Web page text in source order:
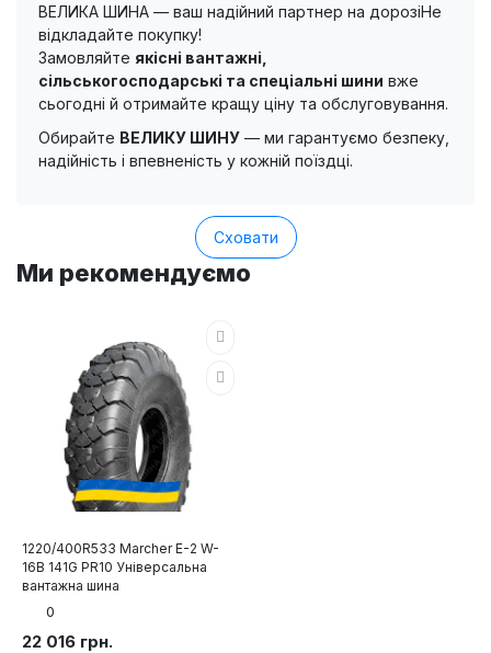
ВЕЛИКА ШИНА — ваш надійний партнер на дорозіНе
відкладайте покупку!
Замовляйте якісні вантажні,
сільськогосподарські та спеціальні шини вже
сьогодні й отримайте кращу ціну та обслуговування.
Обирайте ВЕЛИКУ ШИНУ — ми гарантуємо безпеку,
надійність і впевненість у кожній поїздці.
Сховати
Ми рекомендуємо
1220/400R533 Marcher E-2 W-
16B 141G PR10 Універсальна
вантажна шина
0
22 016 грн.